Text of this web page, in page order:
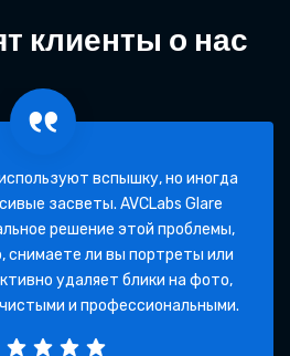
клиенты о нас
вспышку, но иногда
засветы. AVCLabs Glare
решение этой проблемы,
снимаете ли вы портреты или
удаляет блики на фото,
и профессиональными.